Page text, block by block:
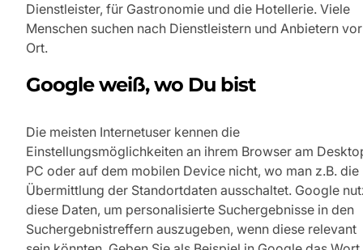
Dienstleister, für Gastronomie und die Hotellerie. Viele
Menschen suchen nach Dienstleistern und Anbietern vor
Ort.
Google weiß, wo Du bist
Die meisten Internetuser kennen die
Einstellungsmöglichkeiten an ihrem Browser am
PC oder auf dem mobilen Device nicht, wo man z.B. die
Übermittlung der Standortdaten ausschaltet. Google
diese Daten, um personalisierte Suchergebnisse in den
Suchergebnistreffern auszugeben, wenn diese relevant